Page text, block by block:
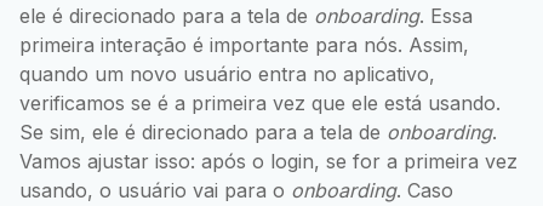
ele é direcionado para a tela de onboarding. Essa
primeira interação é importante para nós. Assim,
quando um novo usuário entra no aplicativo,
verificamos se é a primeira vez que ele está usando.
Se sim, ele é direcionado para a tela de onboarding.
Vamos ajustar isso: após o login, se for a primeira vez
usando, o usuário vai para o onboarding. Caso